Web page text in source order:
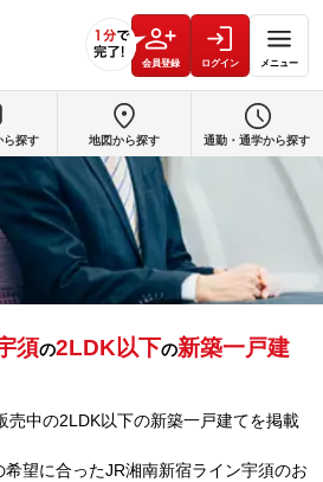
会員登録 ログイン メニュー
須の2LDK以下の新築一戸建
売中の2LDK以下の新築一戸建てを掲載
望に合ったJR湘南新宿ライン宇須のお
ら探す 地図から探す 通勤・通学から探す